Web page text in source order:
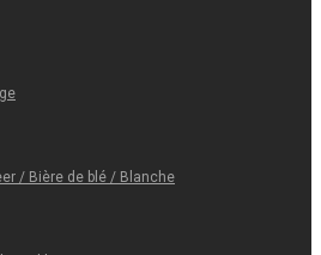
/ Bière de blé / Blanche